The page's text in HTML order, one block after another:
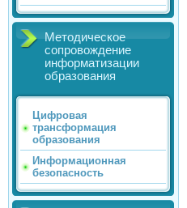
Методическое
сопровождение
информатизации
образования
Цифровая
трансформация
образования
Информационная
безопасность